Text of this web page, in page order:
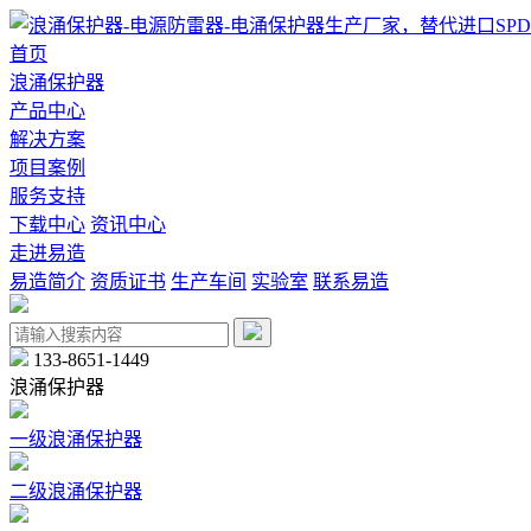
首页
浪涌保护器
产品中心
解决方案
项目案例
服务支持
下载中心 资讯中心
走进易造
易造简介 资质证书 生产车间 实验室 联系易造
133-8651-1449
浪涌保护器
一级浪涌保护器
二级浪涌保护器